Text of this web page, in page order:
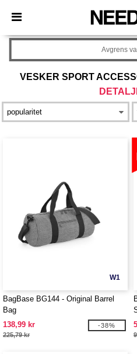
× Needen-app
Bedre priser i appen!
VESKER SPORT
Avgrens
W1
BagBase BG144 - Original Barrel
Bag
138,99 kr
225,79 kr
-38%